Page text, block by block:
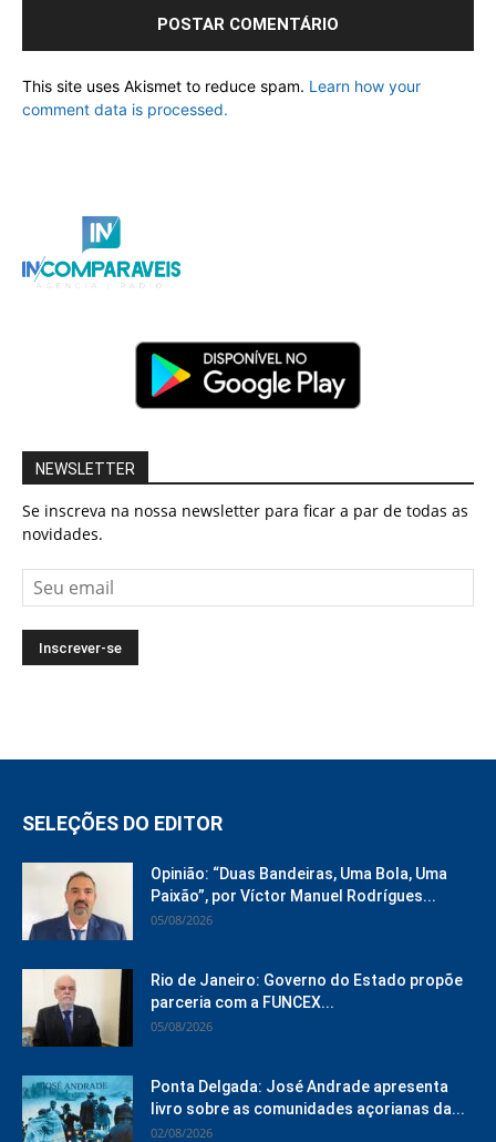
This site uses Akismet to reduce spam. Learn how your
comment data is processed.
NEWSLETTER
Se inscreva na nossa newsletter para ficar a par de todas as
novidades.
SELEÇÕES DO EDITOR
Opinião: “Duas Bandeiras, Uma Bola, Uma
Paixão”, por Víctor Manuel Rodrígues...
05/08/2026
Rio de Janeiro: Governo do Estado propõe
parceria com a FUNCEX...
05/08/2026
Ponta Delgada: José Andrade apresenta
livro sobre as comunidades açorianas da...
02/08/2026